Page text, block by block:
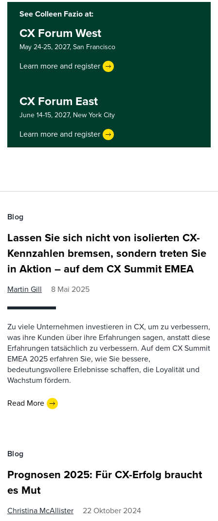
See Colleen Fazio at:
CX Forum West
May 24-25, 2027,San Francisco
Learn more and register
CX Forum East
June 14-15, 2027, New York City
Learn more and register
Blog
Lassen Sie sich nicht von isolierten CX-
Kennzahlen bremsen, sondern treten Sie
in Aktion – auf dem CX Summit EMEA
Martin Gill 8 Mai 2025
Zu viele Unternehmen investieren in CX, um zu verbessern,
was ihre Kunden über ihre Erfahrungen sagen, anstatt diese
Erfahrungen tatsächlich zu verbessern. Auf dem CX Summit
EMEA 2025 erfahren Sie, wie Sie bessere,
bedeutungsvollere Erlebnisse schaffen, die Loyalität und
Wachstum fördern.
Read More
Blog
Prognosen 2025: Für CX-Erfolg braucht
es Mut
Christina McAllister 22 Oktober 2024